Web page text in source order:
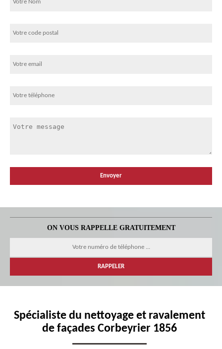
ON VOUS RAPPELLE GRATUITEMENT
Spécialiste du nettoyage et ravalement
de façades Corbeyrier 1856